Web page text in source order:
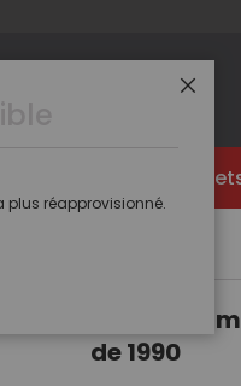
Autocar
de 1990
plus réapprovisionné.